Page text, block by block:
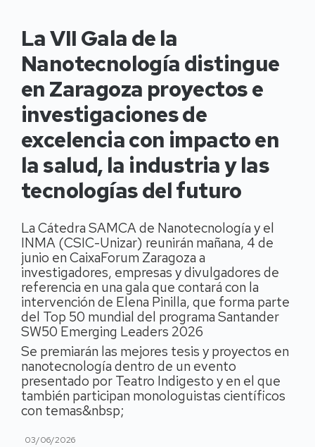
La VII Gala de la
Nanotecnología distingue
en Zaragoza proyectos e
investigaciones de
excelencia con impacto en
la salud, la industria y las
tecnologías del futuro
La Cátedra SAMCA de Nanotecnología y el
INMA (CSIC-Unizar) reunirán mañana, 4 de
junio en CaixaForum Zaragoza a
investigadores, empresas y divulgadores de
referencia en una gala que contará con la
intervención de Elena Pinilla, que forma parte
del Top 50 mundial del programa Santander
SW50 Emerging Leaders 2026
Se premiarán las mejores tesis y proyectos en
nanotecnología dentro de un evento
presentado por Teatro Indigesto y en el que
también participan monologuistas científicos
con temas&nbsp;
03/06/2026